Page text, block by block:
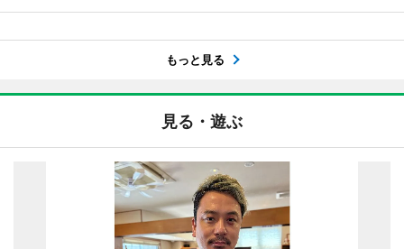
もっと見る
見る・遊ぶ